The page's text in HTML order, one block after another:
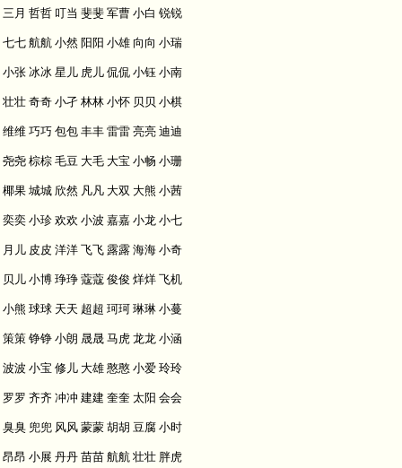
三月 哲哲 叮当 斐斐 军曹 小白 锐锐
七七 航航 小然 阳阳 小雄 向向 小瑞
小张 冰冰 星儿 虎儿 侃侃 小钰 小南
壮壮 奇奇 小孑 林林 小怀 贝贝 小棋
维维 巧巧 包包 丰丰 雷雷 亮亮 迪迪
尧尧 棕棕 毛豆 大毛 大宝 小畅 小珊
椰果 城城 欣然 凡凡 大双 大熊 小茜
奕奕 小珍 欢欢 小波 嘉嘉 小龙 小七
月儿 皮皮 洋洋 飞飞 露露 海海 小奇
贝儿 小博 琤琤 蔻蔻 俊俊 烊烊 飞机
小熊 球球 天天 超超 珂珂 琳琳 小蔓
策策 铮铮 小朗 晟晟 马虎 龙龙 小涵
波波 小宝 修儿 大雄 憨憨 小爱 玲玲
罗罗 齐齐 冲冲 建建 奎奎 太阳 会会
臭臭 兜兜 风风 蒙蒙 胡胡 豆腐 小时
昂昂 小展 丹丹 苗苗 航航 壮壮 胖虎